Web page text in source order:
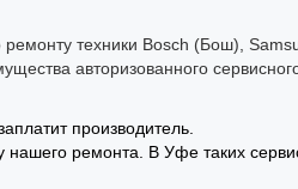
техники Bosch (Бош),
авторизованного
производитель.
нашего ремонта. В Уфе таких